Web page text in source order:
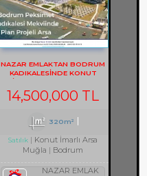
NAZAR EMLAKTAN BODRUM
KADIKALESINDE KONUT
IMARLI ARSA REF-1353
14,500,000 TL
320m²
Satılık
Konut İmarlı Arsa
Muğla
Bodrum
NAZAR EMLAK